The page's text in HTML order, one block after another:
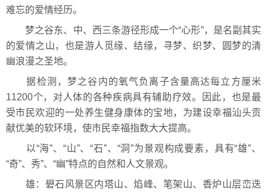
难忘的爱情经历。
梦之谷东、中、西三条游径形成一个“心形”，是名副其实
的爱情之山，也是游人觅缘、结缘，寻梦、织梦、圆梦的清
幽浪漫之圣地。
据检测，梦之谷内的氧气负离子含量高达每立方厘米
11200个，对人体的各种疾病具有辅助疗效。因此，也是最
受市民欢迎的一处养生健身康体的宝地，为建设幸福汕头贡
献优美的软环境，使市民幸福指数大大提高。
以“海”、“山”、“石”、“洞”为景观构成要素，具有“雄”、
“奇”、秀”、“幽”特点的自然和人文景观。
雄：礐石风景区内塔山、焰峰、笔架山、香炉山层峦迭